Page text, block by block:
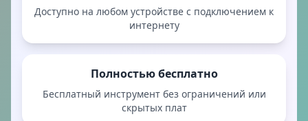
Доступно на любом устройстве с подключением к
интернету
Полностью бесплатно
Бесплатный инструмент без ограничений или
скрытых плат